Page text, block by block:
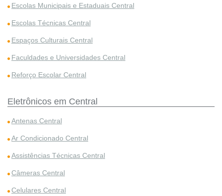
Escolas Municipais e Estaduais Central
Escolas Técnicas Central
Espaços Culturais Central
Faculdades e Universidades Central
Reforço Escolar Central
Eletrônicos em Central
Antenas Central
Ar Condicionado Central
Assistências Técnicas Central
Câmeras Central
Celulares Central